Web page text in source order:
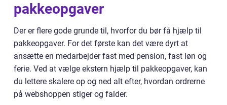
pakkeopgaver
Der er flere gode grunde til, hvorfor du bør få hjælp til
pakkeopgaver. For det første kan det være dyrt at
ansætte en medarbejder fast med pension, fast løn og
ferie. Ved at vælge ekstern hjælp til pakkeopgaver, kan
du lettere skalere op og ned alt efter, hvordan ordrerne
på webshoppen stiger og falder.